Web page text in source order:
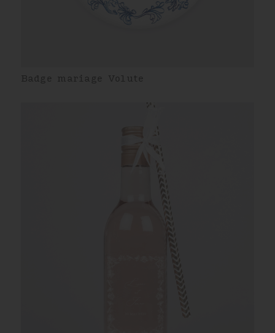
Badge mariage Volute